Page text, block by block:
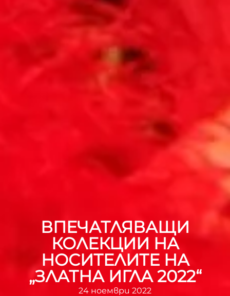
ВПЕЧАТЛЯВАЩИ
КОЛЕКЦИИ НА
НОСИТЕЛИТЕ НА
„ЗЛАТНА ИГЛА 2022“
24 ноември 2022